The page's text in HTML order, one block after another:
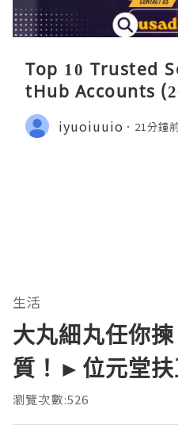
Top 10 Trusted
tHub Accounts
iyuoiuuio 21分鐘
生活
大丸細丸任你
質！►位元堂扶
瀏覽次數:526